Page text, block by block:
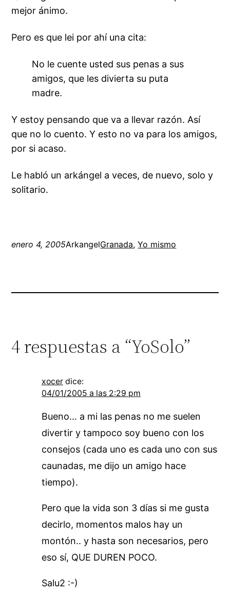
mejor ánimo.
Pero es que lei por ahí una cita:
No le cuente usted sus penas a sus
amigos, que les divierta su puta
madre.
Y estoy pensando que va a llevar razón. Así
que no lo cuento. Y esto no va para los amigos,
por si acaso.
Le habló un arkángel a veces, de nuevo, solo y
solitario.
enero 4, 2005ArkangelGranada, Yo mismo
4 respuestas a “YoSolo”
xocer dice:
04/01/2005 a las 2:29 pm
Bueno… a mi las penas no me suelen
divertir y tampoco soy bueno con los
consejos (cada uno es cada uno con sus
caunadas, me dijo un amigo hace
tiempo).
Pero que la vida son 3 días si me gusta
decirlo, momentos malos hay un
montón.. y hasta son necesarios, pero
eso sí, QUE DUREN POCO.
Salu2 :-)